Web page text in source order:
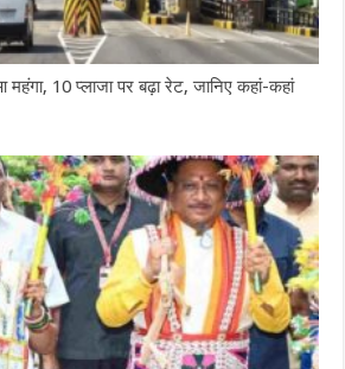
10 प्लाजा पर बढ़ा रेट, जानिए कहां-कहां